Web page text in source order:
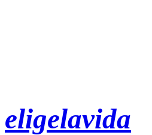
eligelavida